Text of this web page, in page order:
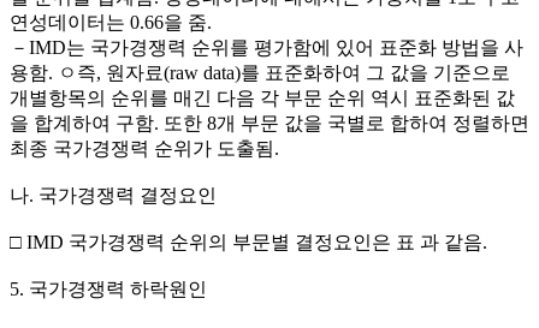
연성데이터는 0.66을 줌.
－IMD는 국가경쟁력 순위를 평가함에 있어 표준화 방법을 사
용함. ㅇ즉, 원자료(raw data)를 표준화하여 그 값을 기준으로
개별항목의 순위를 매긴 다음 각 부문 순위 역시 표준화된 값
을 합계하여 구함. 또한 8개 부문 값을 국별로 합하여 정렬하면
최종 국가경쟁력 순위가 도출됨.
나. 국가경쟁력 결정요인
□ IMD 국가경쟁력 순위의 부문별 결정요인은 표 과 같음.
5. 국가경쟁력 하락원인